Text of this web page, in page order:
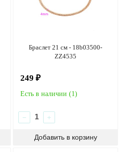
Браслет 21 см - 18b03500-
ZZ4535
249 ₽
Есть в наличии (1)
− +